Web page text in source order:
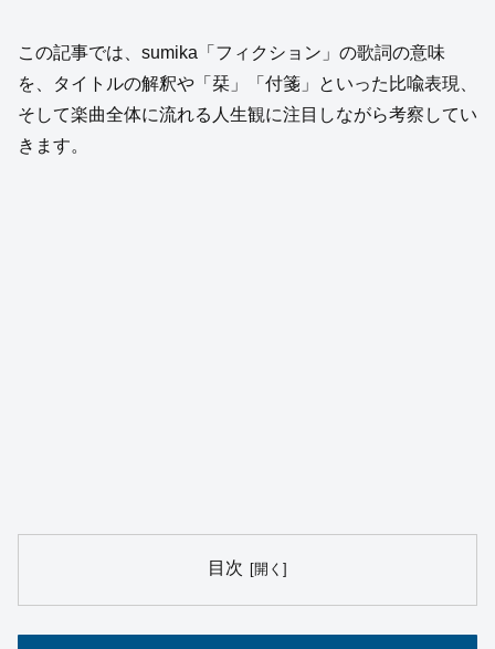
この記事では、sumika「フィクション」の歌詞の意味
を、タイトルの解釈や「栞」「付箋」といった比喩表現、
そして楽曲全体に流れる人生観に注目しながら考察してい
きます。
目次